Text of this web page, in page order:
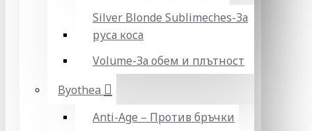
Silver Blonde Sublіmeches-За
руса коса
Volume-За обем и плътност
Byothea
Anti-Age – Против бръчки